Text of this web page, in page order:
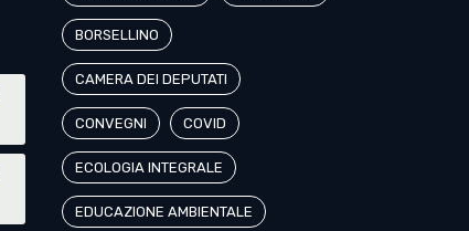
BORSELLINO
CAMERA DEI DEPUTATI
CONVEGNI COVID
ECOLOGIA INTEGRALE
EDUCAZIONE AMBIENTALE